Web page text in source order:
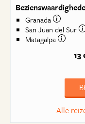
Granada
San Juan del Sur
Matagalpa
13
Alle